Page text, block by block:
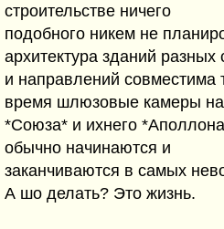
строительстве ничего
подобного никем не
архитектура зданий разных
и направлений совместима
время шлюзовые камеры
*Союза* и ихнего
обычно начинаются и
заканчиваются в самых
А шо делать? Это жизнь.